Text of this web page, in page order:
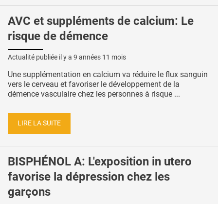
AVC et suppléments de calcium: Le
risque de démence
Actualité publiée il y a 9 années 11 mois
Une supplémentation en calcium va réduire le flux sanguin
vers le cerveau et favoriser le développement de la
démence vasculaire chez les personnes à risque ...
LIRE LA SUITE
BISPHÉNOL A: L'exposition in utero
favorise la dépression chez les
garçons